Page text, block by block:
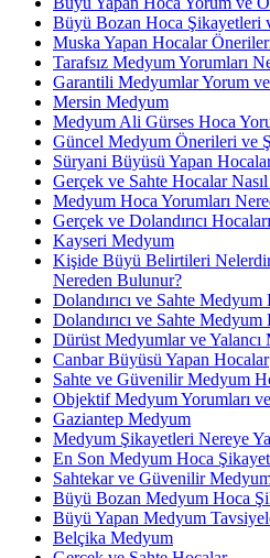
Büyü Bozan Hoca Şikayetleri
Muska Yapan Hocalar
Tarafsız Medyum Yorumları
Garantili Medyumlar Yorum
Mersin Medyum
Medyum Ali Gürses Hoca
Güncel Medyum Önerileri ve
Süryani Büyüsü Yapan
Gerçek ve Sahte Hocalar
Medyum Hoca Yorumları
Gerçek ve Dolandırıcı
Kayseri Medyum
Kişide Büyü Belirtileri
Nereden Bulunur?
Dolandırıcı ve Sahte
Dolandırıcı ve Sahte Medyum
Dürüst Medyumlar ve
Canbar Büyüsü Yapan Hocalar
Sahte ve Güvenilir Medyum
Objektif Medyum Yorumları
Gaziantep Medyum
Medyum Şikayetleri Nereye
En Son Medyum Hoca
Sahtekar ve Güvenilir
Büyü Bozan Medyum Hoca
Büyü Yapan Medyum
Belçika Medyum